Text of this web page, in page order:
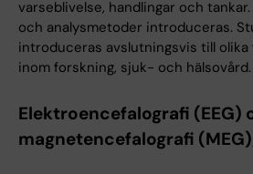
varseblivelse, handlingar och
och analysmetoder introduceras.
introduceras avslutningsvis till olika
inom forskning, sjuk- och hälsovård.
Elektroencefalografi (EEG)
magnetencefalografi